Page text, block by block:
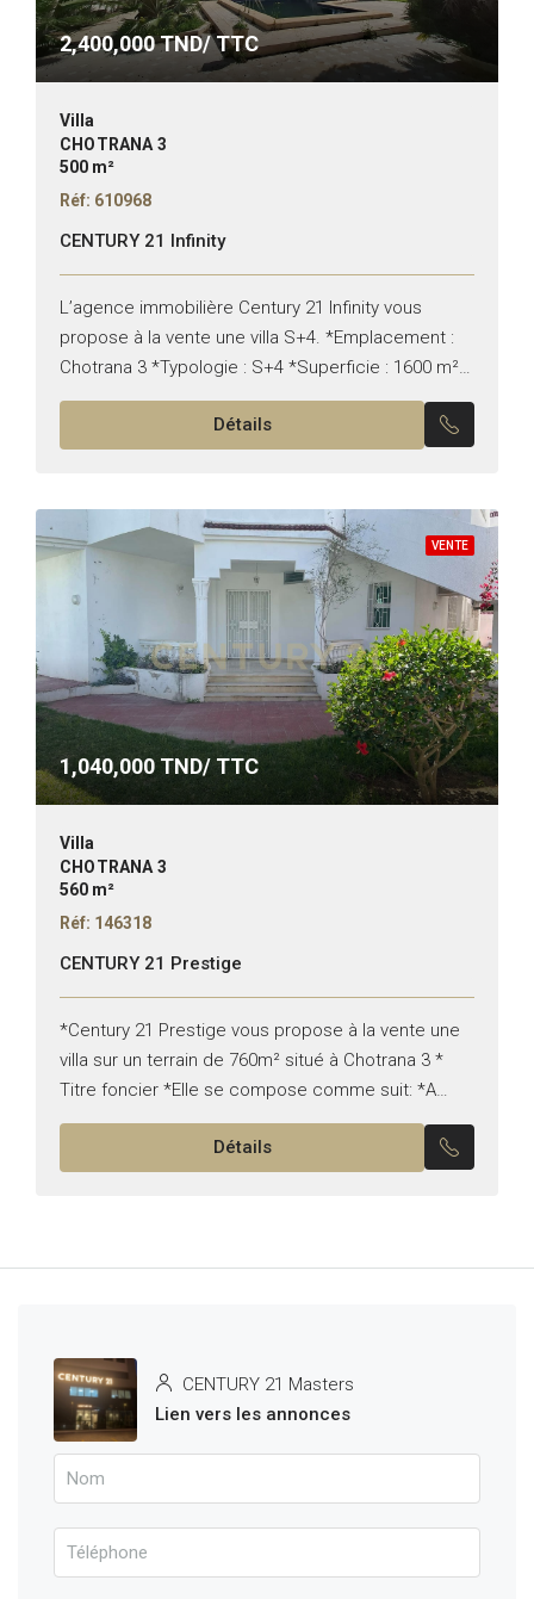
2,400,000TND/ TTC
Villa
CHOTRANA 3
500 m²
Réf: 610968
CENTURY 21 Infinity
L’agence immobilière Century 21 Infinity vous
propose à la vente une villa S+4. *Emplacement :
Chotrana 3 *Typologie : S+4 *Superficie : 1600 m²
*Surface bâtie : 500 m² Il est composé...
Détails
VENTE
1,040,000 TND/ TTC
Villa
CHOTRANA 3
560 m²
Réf: 146318
CENTURY 21 Prestige
*Century 21 Prestige vous propose à la vente une
villa sur un terrain de 760m² situé à Chotrana 3 *
Titre foncier *Elle se compose comme suit: *A
l’étage : -Deux appartements...
Détails
CENTURY 21 Masters
Lien vers les annonces